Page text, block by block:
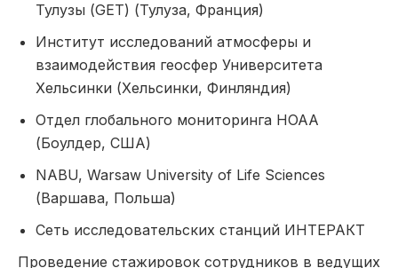
Тулузы (GET) (Тулуза, Франция)
Институт исследований атмосферы и
взаимодействия геосфер Университета
Хельсинки (Хельсинки, Финляндия)
Отдел глобального мониторинга НОАА
(Боулдер, США)
NABU, Warsaw University of Life Sciences
(Варшава, Польша)
Сеть исследовательских станций ИНТЕРАКТ
Проведение стажировок сотрудников в ведущих